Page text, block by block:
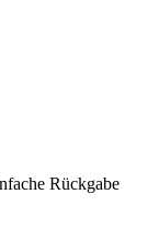
Rückgabe